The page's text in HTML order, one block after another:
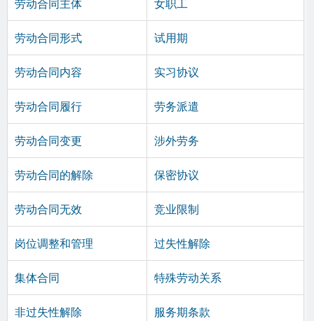
劳动合同主体 女职工
劳动合同形式 试用期
劳动合同内容 实习协议
劳动合同履行 劳务派遣
劳动合同变更 涉外劳务
劳动合同的解除 保密协议
劳动合同无效 竞业限制
岗位调整和管理 过失性解除
集体合同 特殊劳动关系
非过失性解除 服务期条款